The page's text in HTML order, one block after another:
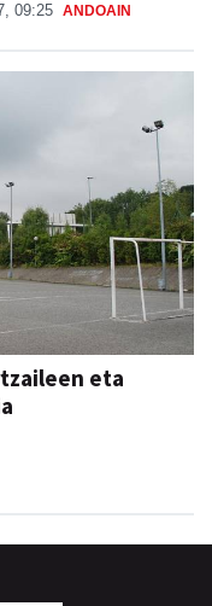
09:25 ANDOAIN
eta